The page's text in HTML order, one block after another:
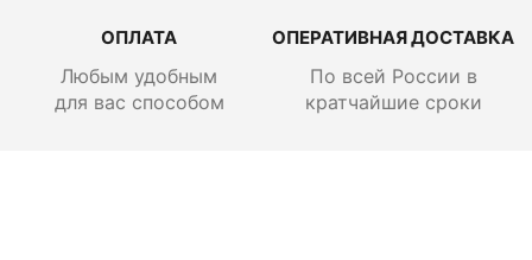
ОПЛАТА
Любым удобным
для вас способом
ОПЕРАТИВНАЯ ДОСТАВКА
По всей России в
кратчайшие сроки